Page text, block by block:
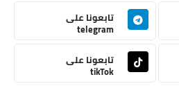
تابعونا على
telegram
تابعونا على
tikTok